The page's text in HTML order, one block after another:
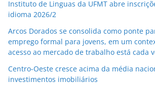
Instituto de Linguas da UFMT abre
idioma 2026/2
Arcos Dorados se consolida como ponte
emprego formal para jovens, em um
acesso ao mercado de trabalho está cada
Centro-Oeste cresce acima da média
investimentos imobiliários